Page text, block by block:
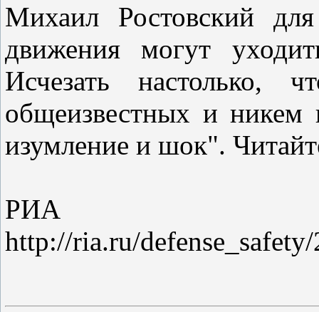
Михаил Ростовский
движения могут
Исчезать настолько,
общеизвестных и никем
изумление и шок".
РИА
http://ria.ru/